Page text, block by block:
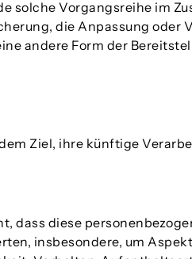
solche Vorgangsreihe im
die Anpassung oder
andere Form der
Ziel, ihre künftige
dass diese
insbesondere, um